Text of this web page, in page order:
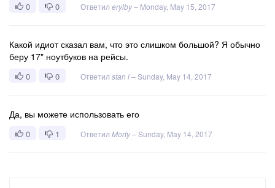
0 0 Ответил erylby– Monday, May 15, 2017
Какой идиот сказал вам, что это слишком большой? Я обычно
беру 17" ноутбуков на рейсы.
0 0 Ответил stan l–Sunday, May 14, 2017
Да, вы можете использовать его
0 1 Ответил Morty–Sunday, May 14, 2017